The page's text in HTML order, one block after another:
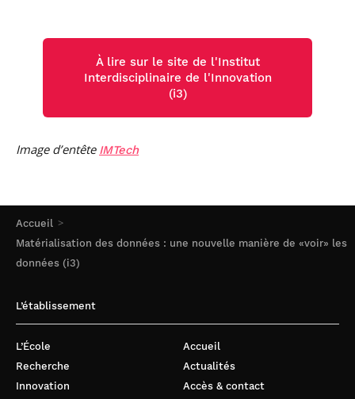
Accueil
Matérialisation des données : une nouvelle manière de «voir» les
données (i3)
À lire sur le site de l'Institut
Interdisciplinaire de l'Innovation
(i3)
Image d’entête IMTech
L’établissement
L’École
Recherche
Innovation
Accueil
Actualités
Accès & contact